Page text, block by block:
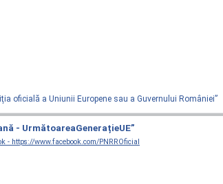
oficială a Uniunii Europene sau a Guvernului României”
- UrmătoareaGenerațieUE”
- https://www.facebook.com/PNRROficial